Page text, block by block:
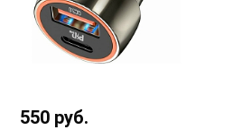
550 руб.